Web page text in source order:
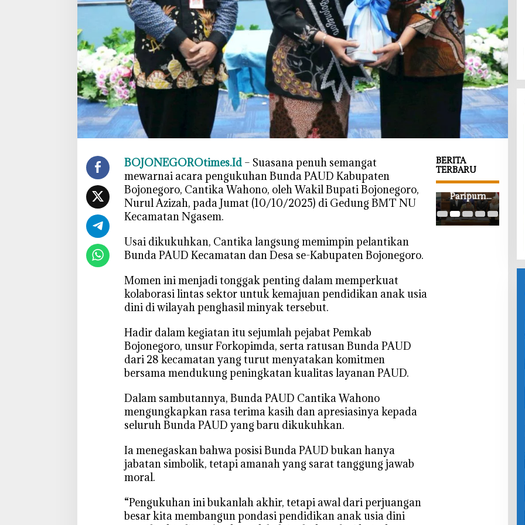
n
d
a
P
A
U
D
o
e
g
o
r
o
W
a
u
p
a
k
A
d
G
a
j
,
H
y
a
BOJONEGOROtimes.Id– Suasana penuh semangat
mewarnai acara pengukuhan Bunda PAUD Kabupaten
Bojonegoro, Cantika Wahono, oleh Wakil Bupati Bojonegoro,
Nurul Azizah, pada Jumat (10/10/2025) di Gedung BMT NU
Kecamatan Ngasem.
‎Usai dikukuhkan, Cantika langsung memimpin pelantikan
Bunda PAUD Kecamatan dan Desa se-Kabupaten Bojonegoro.
‎Momen ini menjadi tonggak penting dalam memperkuat
kolaborasi lintas sektor untuk kemajuan pendidikan anak usia
dini di wilayah penghasil minyak tersebut.
‎Hadir dalam kegiatan itu sejumlah pejabat Pemkab
Bojonegoro, unsur Forkopimda, serta ratusan Bunda PAUD
dari 28 kecamatan yang turut menyatakan komitmen
bersama mendukung peningkatan kualitas layanan PAUD.
‎Dalam sambutannya, Bunda PAUD Cantika Wahono
mengungkapkan rasa terima kasih dan apresiasinya kepada
seluruh Bunda PAUD yang baru dikukuhkan.
‎Ia menegaskan bahwa posisi Bunda PAUD bukan hanya
jabatan simbolik, tetapi amanah yang sarat tanggung jawab
moral.
‎“Pengukuhan ini bukanlah akhir, tetapi awal dari perjuangan
besar kita membangun pondasi pendidikan anak usia dini
BERITA
TERBARU
‎Usai
Banjir
Medali di
Bojonegor
o Mulai
untuk
Porprov
‎Rapat
Paripurna
DPRD
Bojonegor
o
JLS